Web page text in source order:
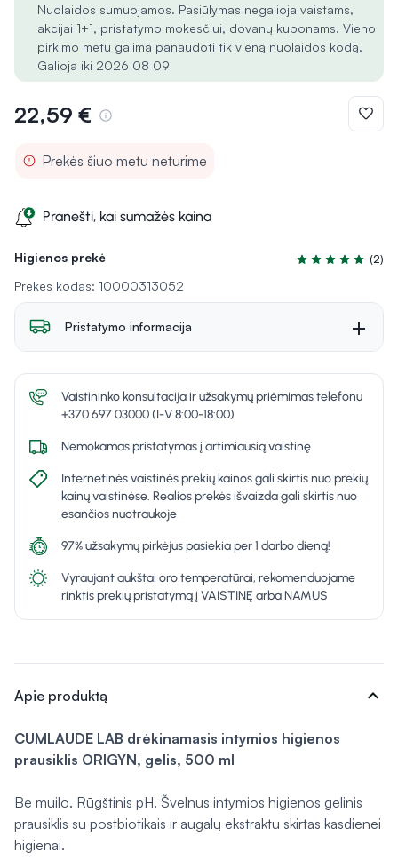
Higienos prekė
Įvertinimas 5.0
(2)
Prekės kodas: 10000313052
Nuolaidos sumuojamos. Pasiūlymas negalioja vaistams,
akcijai 1+1, pristatymo mokesčiui, dovanų kuponams. Vieno
pirkimo metu galima panaudoti tik vieną nuolaidos kodą.
Galioja iki 2026 08 09
22,59 €
Pranešti, kai sumažės kaina
Prekės šiuo metu neturime
Pristatymo informacija
Vaistininko konsultacija ir užsakymų priėmimas telefonu
+370 697 03000 (I-V 8:00-18:00)
Nemokamas pristatymas į artimiausią vaistinę
Internetinės vaistinės prekių kainos gali skirtis nuo prekių
kainų vaistinėse. Realios prekės išvaizda gali skirtis nuo
esančios nuotraukoje
97% užsakymų pirkėjus pasiekia per 1 darbo dieną!
Vyraujant aukštai oro temperatūrai, rekomenduojame
rinktis prekių pristatymą į VAISTINĘ arba NAMUS
Apie produktą expand_more
CUMLAUDE LAB drėkinamasis intymios higienos
prausiklis ORIGYN, gelis, 500 ml
Be muilo. Rūgštinis pH. Švelnus intymios higienos gelinis
prausiklis su postbiotikais ir augalų ekstraktu skirtas kasdienei
higienai.